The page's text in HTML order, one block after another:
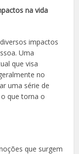
na vida
impactos
Uma
que visa
no
uma série de
que torna o
que surgem